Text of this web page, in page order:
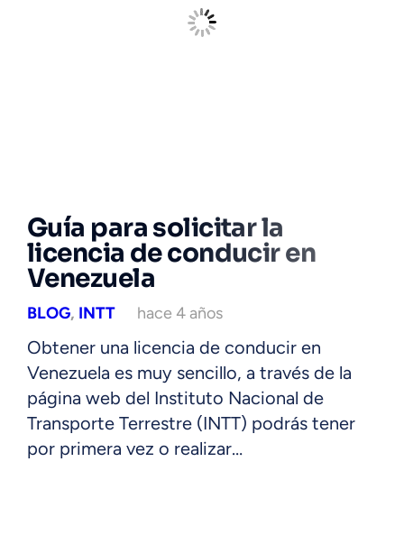
Guía para solicitar la
licencia de conducir en
Venezuela
BLOG, INTT hace 4 años
Obtener una licencia de conducir en
Venezuela es muy sencillo, a través de la
página web del Instituto Nacional de
Transporte Terrestre (INTT) podrás tener
por primera vez o realizar…